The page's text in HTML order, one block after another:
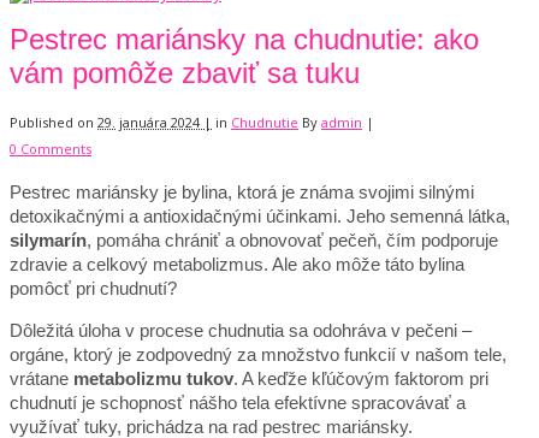
Pestrec mariánsky na chudnutie: ako
vám pomôže zbaviť sa tuku
Published on 29. januára 2024 | in Chudnutie By admin |
0 Comments
Pestrec mariánsky je bylina, ktorá je známa svojimi silnými
detoxikačnými a antioxidačnými účinkami. Jeho semenná látka,
silymarín, pomáha chrániť a obnovovať pečeň, čím podporuje
zdravie a celkový metabolizmus. Ale ako môže táto bylina
pomôcť pri chudnutí?
Dôležitá úloha v procese chudnutia sa odohráva v pečeni –
orgáne, ktorý je zodpovedný za množstvo funkcií v našom tele,
vrátane metabolizmu tukov. A keďže kľúčovým faktorom pri
chudnutí je schopnosť nášho tela efektívne spracovávať a
využívať tuky, prichádza na rad pestrec mariánsky.